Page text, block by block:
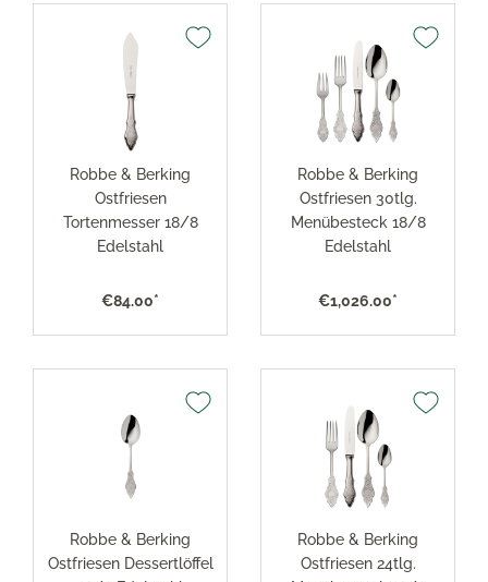
Robbe & Berking
Ostfriesen
Tortenmesser 18/8
Edelstahl
€84.00*
Robbe & Berking
Ostfriesen 30tlg.
Menübesteck 18/8
Edelstahl
€1,026.00*
Robbe & Berking
Ostfriesen Dessertlöffel
Robbe & Berking
Ostfriesen 24tlg.